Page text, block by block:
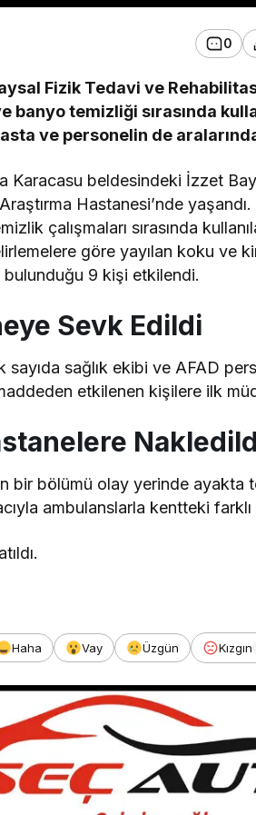
0
Fizik Tedavi ve
banyo temizliği sırasında
ve personelin de
Karacasu beldesindeki İzzet
Hastanesi’nde
çalışmaları sırasında
göre yayılan koku ve
bulunduğu 9 kişi etkilendi.
Sevk Edildi
sağlık ekibi ve AFAD
etkilenen kişilere ilk
bir bölümü olay yerinde ayakta
ambulanslarla kentteki
Haha Vay Üzgün Kızgın